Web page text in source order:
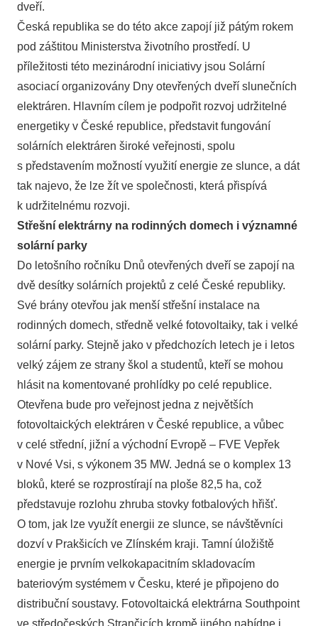
dveří.
Česká republika se do této akce zapojí již pátým rokem
pod záštitou Ministerstva životního prostředí. U
příležitosti této mezinárodní iniciativy jsou Solární
asociací organizovány Dny otevřených dveří slunečních
elektráren. Hlavním cílem je podpořit rozvoj udržitelné
energetiky v České republice, představit fungování
solárních elektráren široké veřejnosti, spolu
s představením možností využití energie ze slunce, a dát
tak najevo, že lze žít ve společnosti, která přispívá
k udržitelnému rozvoji.
Střešní elektrárny na rodinných domech i významné
solární parky
Do letošního ročníku Dnů otevřených dveří se zapojí na
dvě desítky solárních projektů z celé České republiky.
Své brány otevřou jak menší střešní instalace na
rodinných domech, středně velké fotovoltaiky, tak i velké
solární parky. Stejně jako v předchozích letech je i letos
velký zájem ze strany škol a studentů, kteří se mohou
hlásit na komentované prohlídky po celé republice.
Otevřena bude pro veřejnost jedna z největších
fotovoltaických elektráren v České republice, a vůbec
v celé střední, jižní a východní Evropě – FVE Vepřek
v Nové Vsi, s výkonem 35 MW. Jedná se o komplex 13
bloků, které se rozprostírají na ploše 82,5 ha, což
představuje rozlohu zhruba stovky fotbalových hřišť.
O tom, jak lze využít energii ze slunce, se návštěvníci
dozví v Prakšicích ve Zlínském kraji. Tamní úložiště
energie je prvním velkokapacitním skladovacím
bateriovým systémem v Česku, které je připojeno do
distribuční soustavy. Fotovoltaická elektrárna Southpoint
ve středočeských Strančicích kromě jiného nabídne i